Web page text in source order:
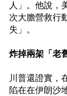
人」。他說，
次大膽營救行
失」。
炸掉兩架「老
川普還證實，
陷在在伊朗沙